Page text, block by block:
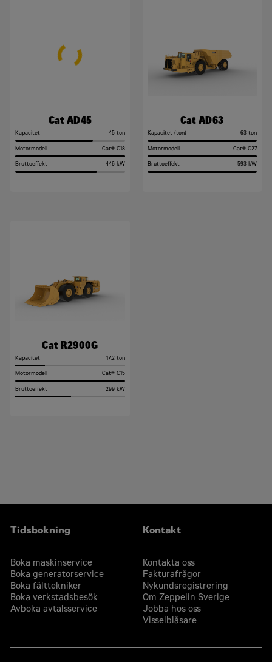
Cat AD45
Kapacitet 45 ton
Motormodell Cat® C18
Bruttoeffekt 446 kW
Cat AD63
Kapacitet (ton) 63 ton
Motormodell Cat® C27
Bruttoeffekt 593 kW
Cat R2900G
Kapacitet 17,2 ton
Motormodell Cat® C15
Bruttoeffekt 299 kW
Tidsbokning
Boka maskinservice
Boka generatorservice
Boka fälttekniker
Boka verkstadsbesök
Avboka avtalsservice
Kontakt
Kontakta oss
Fakturafrågor
Nykundsregistrering
Om Zeppelin Sverige
Jobba hos oss
Visselblåsare